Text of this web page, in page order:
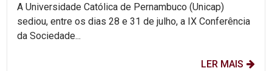
A Universidade Católica de Pernambuco (Unicap)
sediou, entre os dias 28 e 31 de julho, a IX Conferência
da Sociedade...
LER MAIS